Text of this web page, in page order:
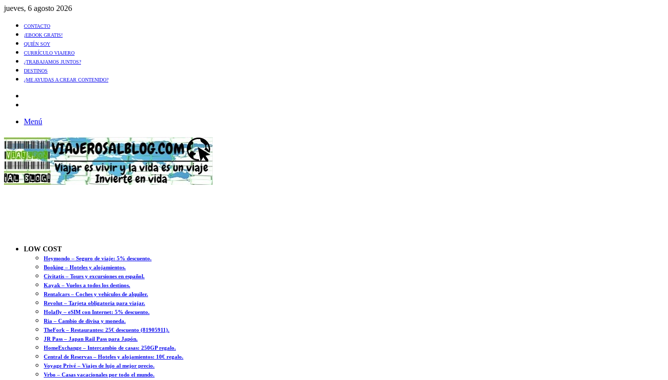
jueves, 6 agosto 2026
CONTACTO
¡EBOOK GRATIS!
QUIÉN SOY
CURRÍCULO VIAJERO
¿TRABAJAMOS JUNTOS?
DESTINOS
¿ME AYUDAS A CREAR CONTENIDO?
Menú
LOW COST
Heymondo – Seguro de viaje: 5% descuento.
Booking – Hoteles y alojamientos.
Civitatis – Tours y excursiones en español.
Kayak – Vuelos a todos los destinos.
Rentalcars – Coches y vehículos de alquiler.
Revolut – Tarjeta obligatoria para viajar.
Holafly – eSIM con Internet: 5% descuento.
Ria – Cambio de divisa y moneda.
TheFork – Restaurantes: 25€ descuento (81905911).
JR Pass – Japan Rail Pass para Japón.
HomeExchange – Intercambio de casas: 250GP regalo.
Central de Reservas – Hoteles y alojamientos: 10€ regalo.
Voyage Privé – Viajes de lujo al mejor precio.
Vrbo – Casas vacacionales por todo el mundo.